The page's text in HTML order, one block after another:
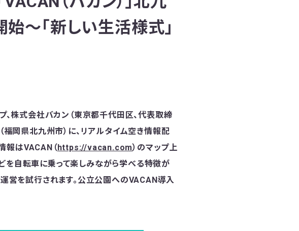
〜「新しい生活様式」
株式会社バカン（東京都千代田区、代表取締
福岡県北九州市）に、リアルタイム空き情報配
報はVACAN（https://vacan.com）のマップ上
を自転車に乗って楽しみながら学べる特徴が
営を試行されます。公立公園へのVACAN導入